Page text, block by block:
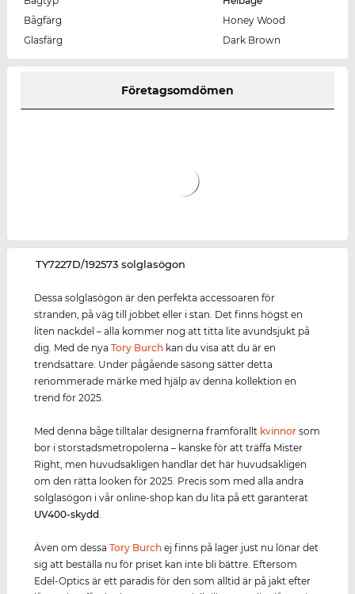
Bågfärg
Honey Wood
Glasfärg
Dark Brown
Företagsomdömen
‌TY7227D/192573 solglasögon
Dessa solglasögon är den perfekta accessoaren för
stranden, på väg till jobbet eller i stan. Det finns högst en
liten nackdel – alla kommer nog att titta lite avundsjukt på
dig. Med de nyaTory Burch kan du visa att du är en
trendsättare. Under pågående säsong sätter detta
renommerade märke med hjälp av denna kollektion en
trend för 2025.
Med denna båge tilltalar designerna framförallt kvinnor som
bor i storstadsmetropolerna – kanske för att träffa Mister
Right, men huvudsakligen handlar det här huvudsakligen
om den rätta looken för 2025. Precis som med alla andra
solglasögon i vår online-shop kan du lita på ett garanterat
UV400-skydd.
Även om dessaTory Burch ej finns på lager just nu lönar det
sig att beställa nu för priset kan inte bli bättre. Eftersom
Edel-Optics är ett paradis för den som alltid är på jakt efter